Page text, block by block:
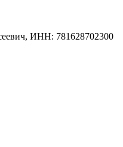
ИНН: 781628702300